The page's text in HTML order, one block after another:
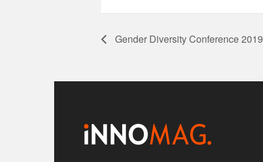
Gender Diversity Conference 2019